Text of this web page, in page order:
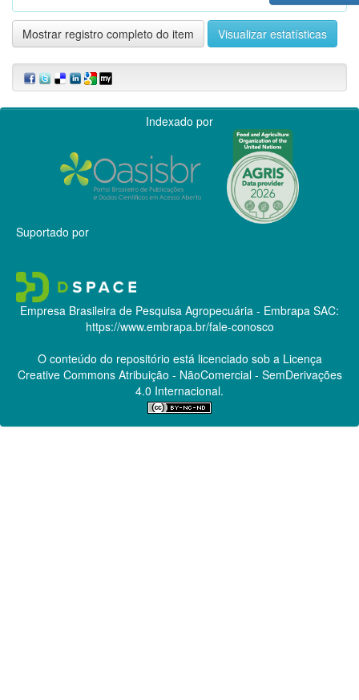
Mostrar registro completo do item Visualizar estatísticas
Indexado por
Suportado por
Empresa Brasileira de Pesquisa Agropecuária - Embrapa SAC:
https://www.embrapa.br/fale-conosco
O conteúdo do repositório está licenciado sob a Licença
Creative CommonsAtribuição - NãoComercial - SemDerivações
4.0 Internacional.